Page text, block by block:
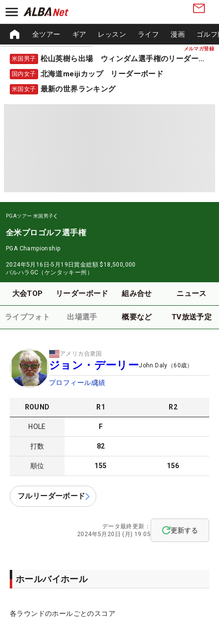
メルマガ登録
全ツアー ギア レッスン ライフ 漫画 ゴル
米国男子 松山英樹ら出場 ウィンダム選手権のリーダーボード
国内女子 北海道meijiカップ リーダーボード
米国女子 最新の世界ランキング
PGAツアー 米国男子
全米プロゴルフ選手権
PGA Championship
2024年5月16日-5月19日賞金総額 $18,500,000
バルハラGC（ケンタッキー州）
大会TOP リーダーボード 組み合せ ニュース
ライブフォト 出場選手 概要など TV放送予定
アメリカ合衆国
ジョン・デーリーJohn Daly （60歳）
プロフィール成績
ROUND R1 R2
HOLE F
打数 82
順位 155 156
フルリーダーボード
データ最終更新：
2024年5月20日 (月) 19:05
更新する
ホールバイホール
各ラウンドのホールごとのスコア